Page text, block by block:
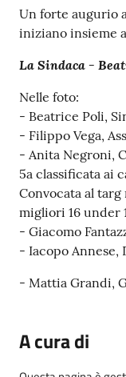
Un forte augurio
iniziano insieme
La Sindaca -
Nelle foto:
- Beatrice Poli,
- Filippo Vega,
- Anita Negroni,
5a classificata ai
Convocata al
migliori 16 under
- Giacomo
- Iacopo Annese,
- Mattia Grandi,
A cura di